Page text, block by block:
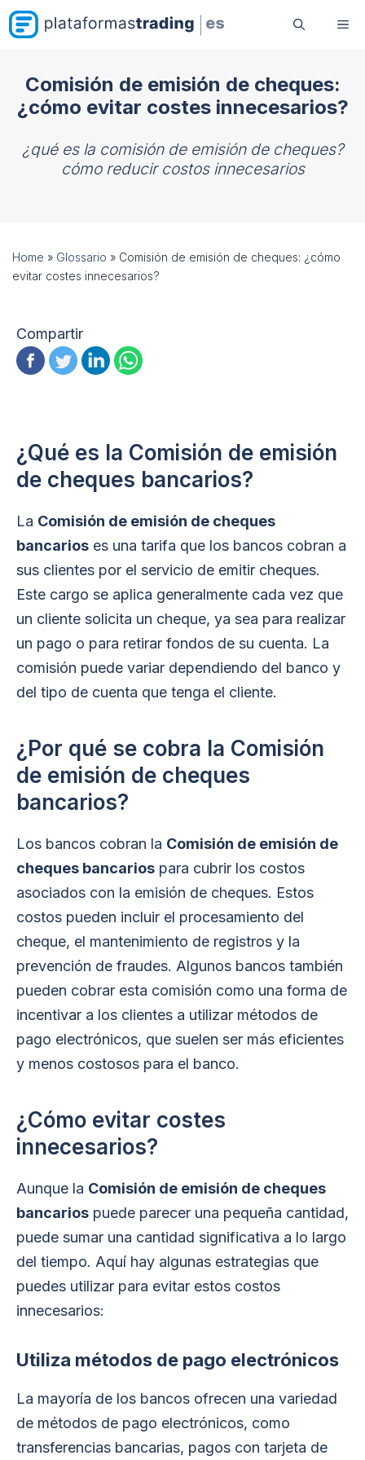
Saltar
al
Comisión de emisión de cheques:
¿cómo evitar costes innecesarios?
¿qué es la comisión de emisión de cheques?
cómo reducir costos innecesarios
Home » Glossario » Comisión de emisión de cheques: ¿cómo
evitar costes innecesarios?
Compartir
¿Qué es la Comisión de emisión
de cheques bancarios?
La Comisión de emisión de cheques
bancarios es una tarifa que los bancos cobran a
sus clientes por el servicio de emitir cheques.
Este cargo se aplica generalmente cada vez que
un cliente solicita un cheque, ya sea para realizar
un pago o para retirar fondos de su cuenta. La
comisión puede variar dependiendo del banco y
del tipo de cuenta que tenga el cliente.
¿Por qué se cobra la Comisión
de emisión de cheques
bancarios?
Los bancos cobran la Comisión de emisión de
cheques bancarios para cubrir los costos
asociados con la emisión de cheques. Estos
costos pueden incluir el procesamiento del
cheque, el mantenimiento de registros y la
prevención de fraudes. Algunos bancos también
pueden cobrar esta comisión como una forma de
incentivar a los clientes a utilizar métodos de
pago electrónicos, que suelen ser más eficientes
y menos costosos para el banco.
¿Cómo evitar costes
innecesarios?
Aunque la Comisión de emisión de cheques
bancarios puede parecer una pequeña cantidad,
puede sumar una cantidad significativa a lo largo
del tiempo. Aquí hay algunas estrategias que
puedes utilizar para evitar estos costos
innecesarios:
Utiliza métodos de pago electrónicos
La mayoría de los bancos ofrecen una variedad
de métodos de pago electrónicos, como
transferencias bancarias, pagos con tarjeta de